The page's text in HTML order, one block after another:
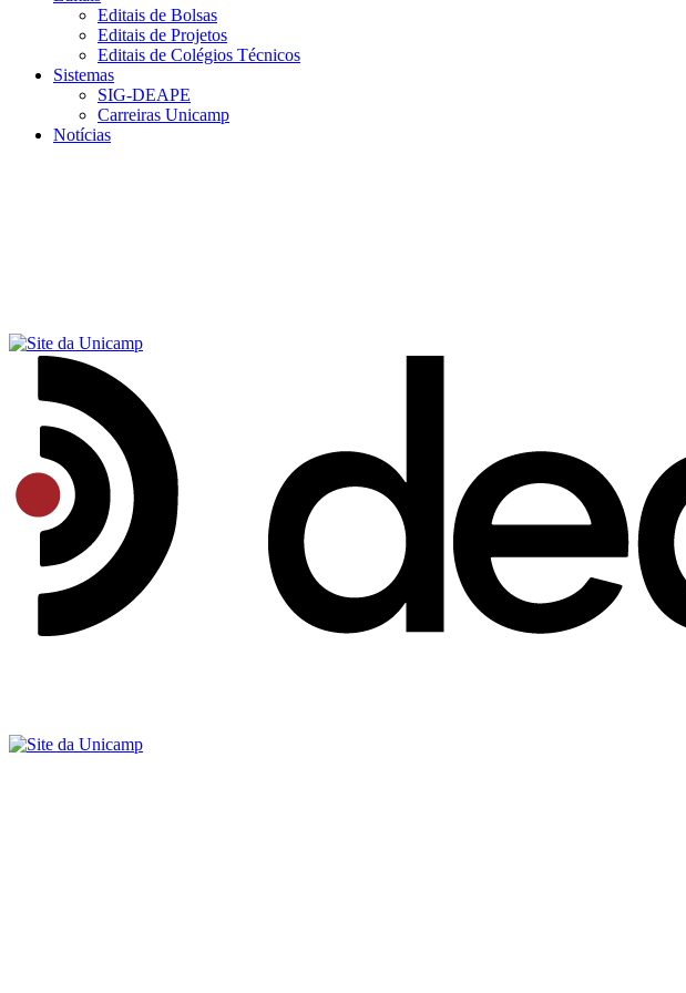
Editais de Bolsas
Editais de Projetos
Editais de Colégios Técnicos
Sistemas
SIG-DEAPE
Carreiras Unicamp
Notícias